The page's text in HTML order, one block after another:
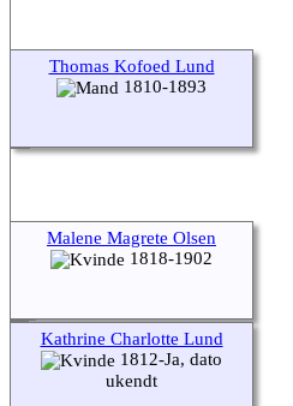
Thomas Kofoed Lund
1810-1893
Malene Magrete Olsen
1818-1902
Kathrine Charlotte Lund
1812-Ja, dato
ukendt